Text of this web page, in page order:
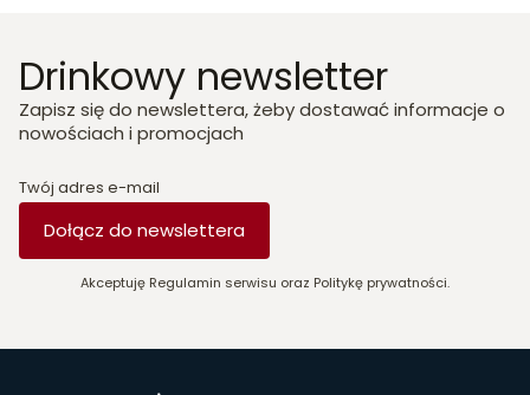
Drinkowy newsletter
Zapisz się do newslettera, żeby dostawać informacje o
nowościach i promocjach
Twój adres e-mail
Dołącz do newslettera
Akceptuję Regulamin serwisu oraz Politykę prywatności.